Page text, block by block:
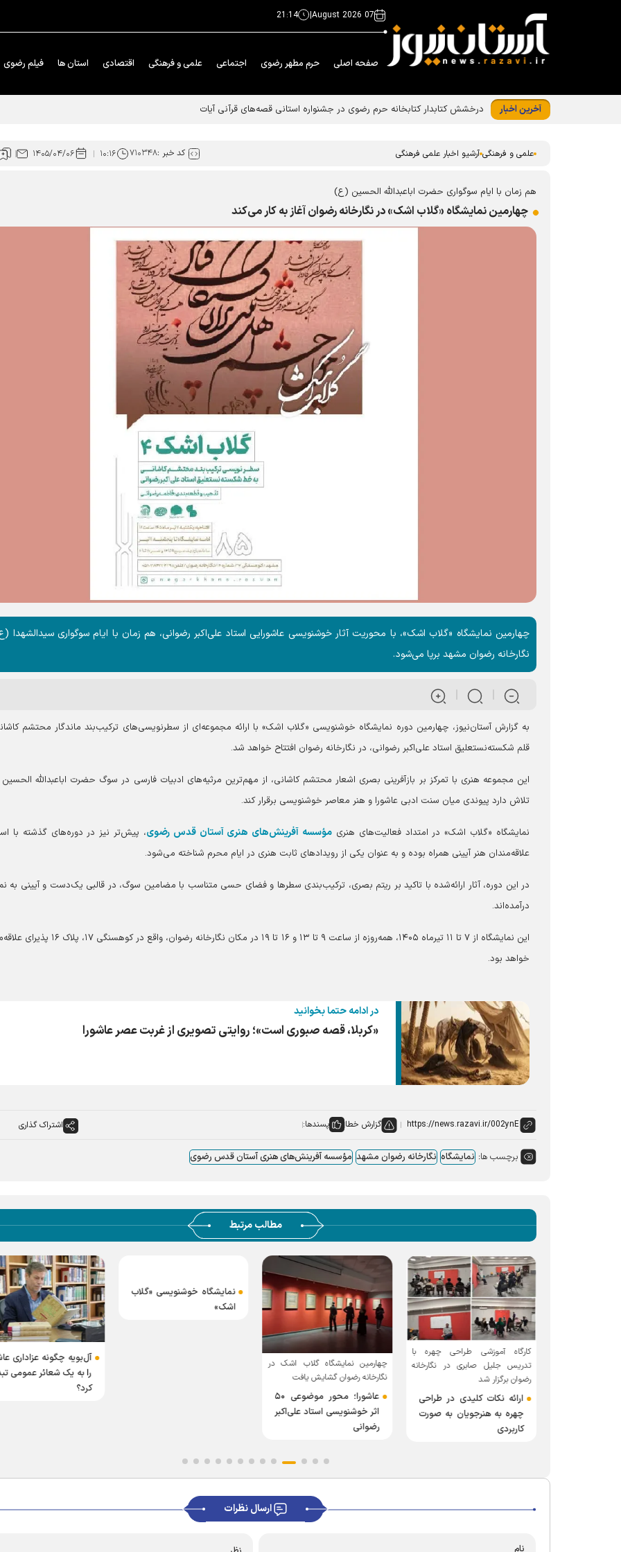
07 August 2026
|
21:14
صفحه اصلی حرم مطهر رضوی اجتماعی علمی و فرهنگی اقتصادی استان ها فیلم رضوی
آخرین اخبار درخشش کتابدار کتابخانه حرم رضوی در ﺟﺸﻨﻮﺍﺭﻩ استانی قصه‌های ﻗﺮﺁﻧﯽ ﺁﯾﺎﺕ
علمی و فرهنگی آرشیو اخبار علمی فرهنگی کد خبر :۷۱۰۳۴۸ ۱۰:۱۶ ۱۴۰۵/۰۴/۰۶
هم زمان با ایام سوگواری حضرت اباعبدالله الحسین (ع)
چهارمین نمایشگاه «گلاب اشک» در نگارخانه رضوان آغاز به کار می‌کند
چهارمین نمایشگاه «گلاب اشک»، با محوریت آثار خوشنویسی عاشورایی استاد علی‌اکبر رضوانی، هم زمان با ایام سوگواری سیدالشهدا
نگارخانه رضوان مشهد برپا می‌شود.
به گزارش آستان‌نیوز، چهارمین دوره نمایشگاه خوشنویسی «گلاب اشک» با ارائه مجموعه‌ای از سطرنویسی‌های ترکیب‌بند ماندگار محتشم
قلم شکسته‌نستعلیق استاد علی‌اکبر رضوانی، در نگارخانه رضوان افتتاح خواهد شد.
این مجموعه هنری با تمرکز بر بازآفرینی بصری اشعار محتشم کاشانی، از مهم‌ترین مرثیه‌های ادبیات فارسی در سوگ حضرت اباعبدالله
تلاش دارد پیوندی میان سنت ادبی عاشورا و هنر معاصر خوشنویسی برقرار کند.
نمایشگاه «گلاب اشک» در امتداد فعالیت‌های هنری مؤسسه آفرینش‌های هنری آستان قدس رضوی، پیش‌تر نیز در دوره‌های گذشته با
علاقه‌مندان هنر آیینی همراه بوده و به عنوان یکی از رویداد‌های ثابت هنری در ایام محرم شناخته می‌شود.
در این دوره، آثار ارائه‌شده با تاکید بر ریتم بصری، ترکیب‌بندی سطر‌ها و فضای حسی متناسب با مضامین سوگ، در قالبی یک‌دست و آیینی به
درآمده‌اند.
این نمایشگاه از ۷ تا ۱۱ تیرماه ۱۴۰۵، همه‌روزه از ساعت ۹ تا ۱۳ و ۱۶ تا ۱۹ در مکان نگارخانه رضوان،
خواهد بود.
در ادامه حتما بخوانید
«کربلا، قصه صبوری است»؛ روایتی تصویری از غربت عصر عاشورا
گزارش خطا پسندها: اشتراک گذاری
برچسب ها: نمایشگاه نگارخانه رضوان مشهد مؤسسه آفرینش‌های هنری آستان قدس رضوی
مطالب مرتبط
کارگاه آموزشی طراحی چهره با
تدریس جلیل صابری در نگارخانه
رضوان برگزار شد
ارائه نکات کلیدی در طراحی
چهره به هنرجویان به صورت
کاربردی
چهارمین نمایشگاه گلاب اشک در
نگارخانه رضوان گشایش یافت
عاشورا؛ محور موضوعی ۵۰
اثر خوشنویسی استاد علی‌اکبر
رضوانی
نمایشگاه خوشنویسی «گلاب
اشک»
آل‌بویه چگونه عزاداری
را به یک شعائر عمومی
کرد؟
ارسال نظرات